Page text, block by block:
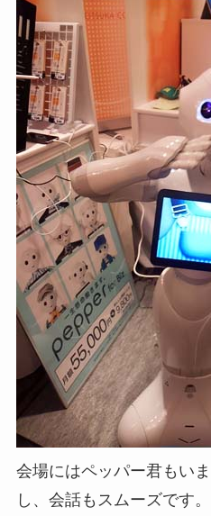
会場にはペッパー君もい
し、会話もスムーズです